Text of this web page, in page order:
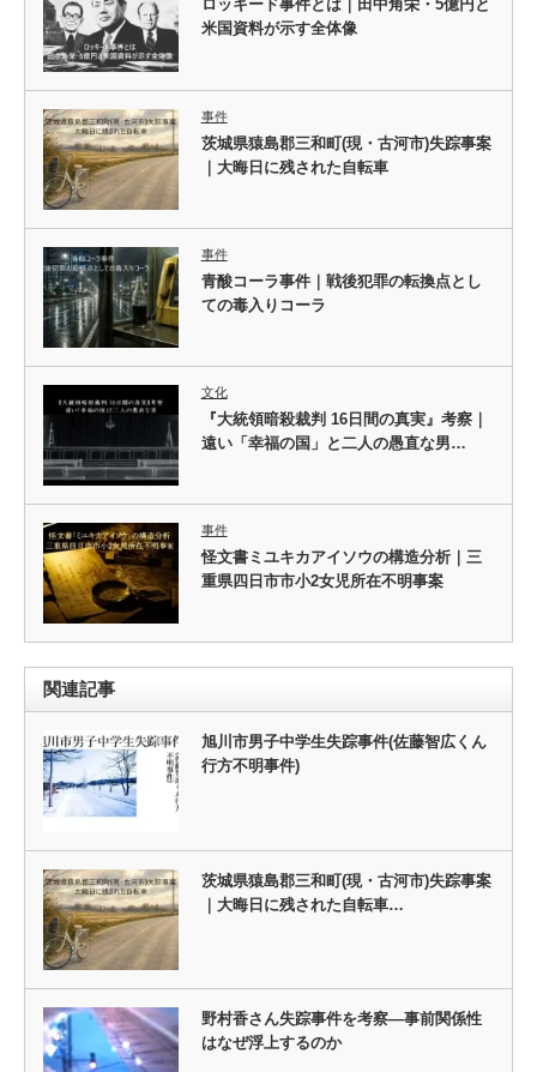
ロッキード事件とは｜田中角栄・5億円と
米国資料が示す全体像
事件
茨城県猿島郡三和町(現・古河市)失踪事案
｜大晦日に残された自転車
事件
青酸コーラ事件｜戦後犯罪の転換点とし
ての毒入りコーラ
文化
『大統領暗殺裁判 16日間の真実』考察｜
遠い「幸福の国」と二人の愚直な男…
事件
怪文書ミユキカアイソウの構造分析｜三
重県四日市市小2女児所在不明事案
関連記事
旭川市男子中学生失踪事件(佐藤智広くん
行方不明事件)
茨城県猿島郡三和町(現・古河市)失踪事案
｜大晦日に残された自転車…
野村香さん失踪事件を考察―事前関係性
はなぜ浮上するのか